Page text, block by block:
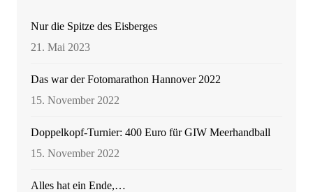
Nur die Spitze des Eisberges
21. Mai 2023
Das war der Fotomarathon Hannover 2022
15. November 2022
Doppelkopf-Turnier: 400 Euro für GIW Meerhandball
15. November 2022
Alles hat ein Ende,…